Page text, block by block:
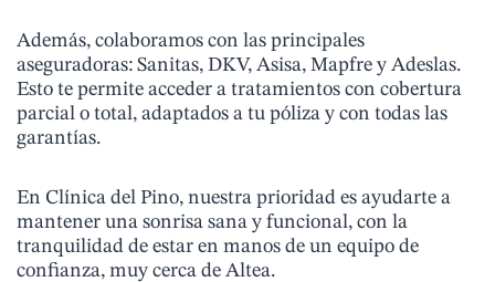
Además, colaboramos con las principales
aseguradoras: Sanitas, DKV, Asisa, Mapfre y Adeslas.
Esto te permite acceder a tratamientos con cobertura
parcial o total, adaptados a tu póliza y con todas las
garantías.
En Clínica del Pino, nuestra prioridad es ayudarte a
mantener una sonrisa sana y funcional, con la
tranquilidad de estar en manos de un equipo de
confianza, muy cerca de Altea.